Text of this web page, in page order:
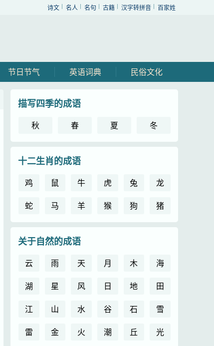
诗文 名人 名句 古籍 汉字转拼音 百家姓
节日节气 英语词典 民俗文化
描写四季的成语
秋 春 夏 冬
十二生肖的成语
鸡 鼠 牛 虎 兔
龙
蛇
马 羊 猴 狗 猪
关于自然的成语
云 雨 天 月 木
海
湖
星 风 日 地
田
江
山 水 谷 石
雪
雷
金 火 潮 丘 光